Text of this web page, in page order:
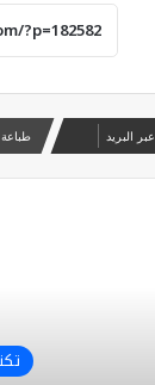
البريد طباعة
الذكاء
العربية